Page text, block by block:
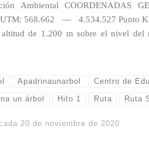
Ambiental COORDENADAS
568.662 — 4.534.527 Punto
de 1.200 m sobre el nivel del
Apadrinaunarbol Centro de
un árbol Hito 1 Ruta Ruta
20 de noviembre de 2020